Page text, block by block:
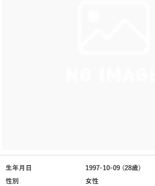
生年月日
1997-10-09 (28歳)
性別
女性